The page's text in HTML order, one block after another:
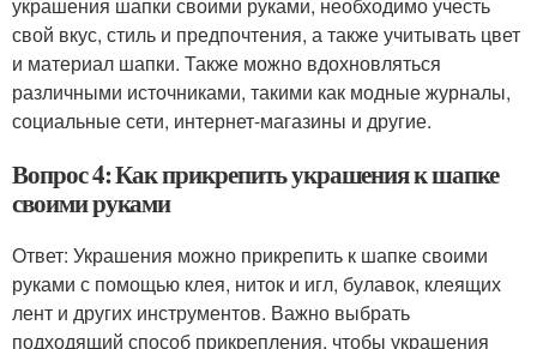
свой вкус, стиль и предпочтения, а также учитывать цвет
и материал шапки. Также можно вдохновляться
различными источниками, такими как модные журналы,
социальные сети, интернет-магазины и другие.
Вопрос 4: Как прикрепить украшения к шапке
своими руками
Ответ: Украшения можно прикрепить к шапке своими
руками с помощью клея, ниток и игл, булавок, клеящих
лент и других инструментов. Важно выбрать
подходящий способ прикрепления, чтобы украшения